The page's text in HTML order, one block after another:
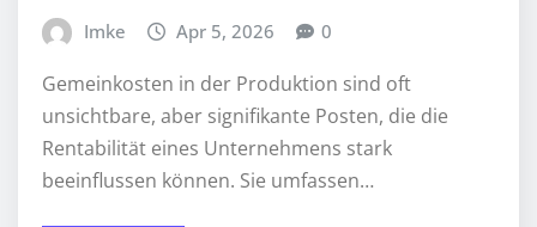
Imke Apr 5, 2026 0
Gemeinkosten in der Produktion sind oft
unsichtbare, aber signifikante Posten, die die
Rentabilität eines Unternehmens stark
beeinflussen können. Sie umfassen…